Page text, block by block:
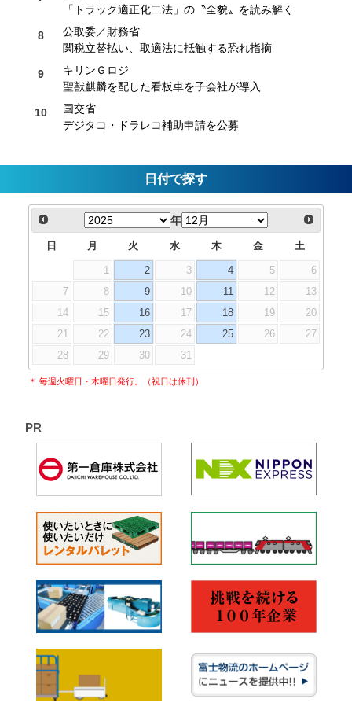
「トラック適正化二法」の〝全貌〟を読み解く
公取委／財務省
関税立替払い、取適法に抵触する恐れ指摘
キリンＧロジ
聖獣麒麟を配した看板車を子会社が導入
国交省
デジタコ・ドラレコ補助申請を公募
日付で探す
年
日 月 火 水 木 金 土
1 2 3 4 5
6
7
8 9 10 11 12
13
14
15 16 17 18 19
20
21
22 23 24 25 26
27
28
29 30 31
＊ 毎週火曜日・木曜日発行。（祝日は休刊）